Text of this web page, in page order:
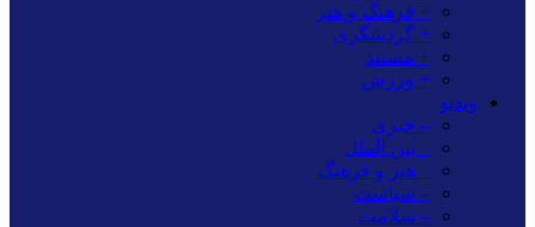
+ فرهنگ و هنر
+ گردشگری
+ مستند
+ ورزش
ویدیو
– خبری
_ بین الملل
_ هنر و فرهنگ
– سیاست
– سلامت